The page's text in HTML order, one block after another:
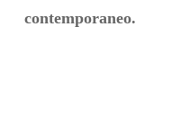
contemporaneo.